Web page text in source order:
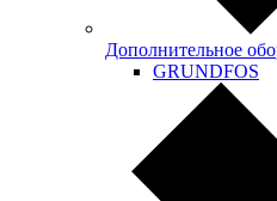
Дополнительное
GRUNDFOS